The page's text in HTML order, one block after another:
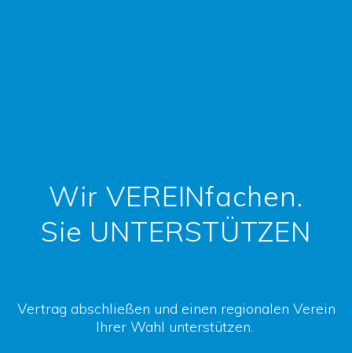
Wir VEREINfachen.
Sie UNTERSTÜTZEN
Vertrag abschließen und einen regionalen Verein
Ihrer Wahl unterstützen.